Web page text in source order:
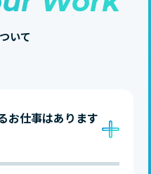
いて
お仕事はあります